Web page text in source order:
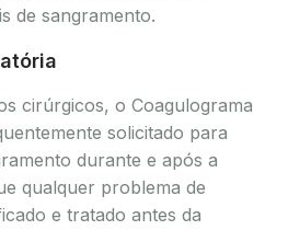
de sangramento.
cirúrgicos, o Coagulograma
solicitado para
durante e após a
qualquer problema de
e tratado antes da